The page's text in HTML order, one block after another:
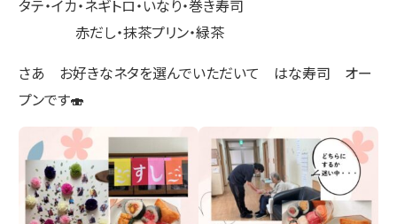
タテ・イカ・ネギトロ・いなり・巻き寿司
赤だし・抹茶プリン・緑茶
さあ お好きなネタを選んでいただいて はな寿司 オー
プンです🍣